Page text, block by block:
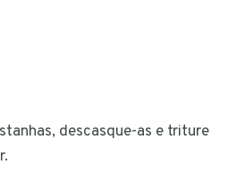
descasque-as e triture